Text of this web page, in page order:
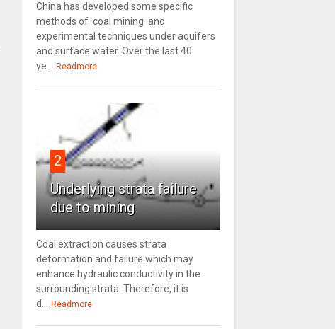
China has developed some specific
methods of coal mining and
experimental techniques under aquifers
and surface water. Over the last 40
ye...
Readmore
2
Underlying strata failure
due to mining
Coal extraction causes strata
deformation and failure which may
enhance hydraulic conductivity in the
surrounding strata. Therefore, it is
d...
Readmore